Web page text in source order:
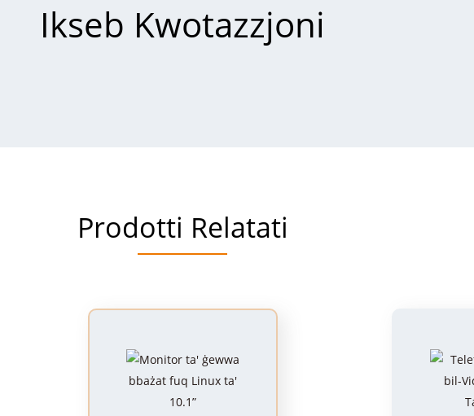
Ikseb Kwotazzjoni
Prodotti Relatati